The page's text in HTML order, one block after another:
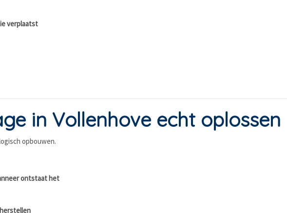
verplaatst
in Vollenhove echt oplossen
opbouwen.
ontstaat het